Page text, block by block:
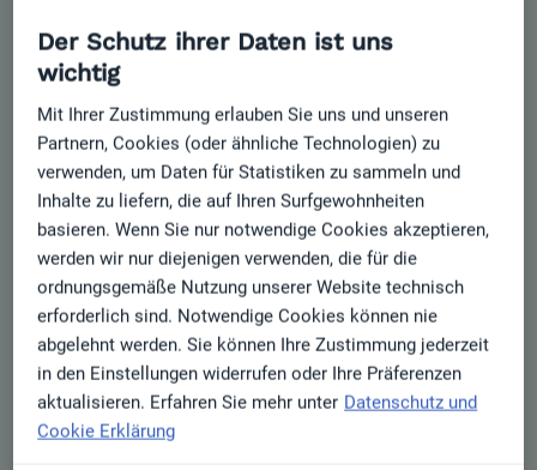
Der Schutz ihrer Daten ist uns
wichtig
Mit Ihrer Zustimmung erlauben Sie uns und unseren
Partnern, Cookies (oder ähnliche Technologien) zu
verwenden, um Daten für Statistiken zu sammeln und
Inhalte zu liefern, die auf Ihren Surfgewohnheiten
basieren. Wenn Sie nur notwendige Cookies akzeptieren,
werden wir nur diejenigen verwenden, die für die
ordnungsgemäße Nutzung unserer Website technisch
erforderlich sind. Notwendige Cookies können nie
abgelehnt werden. Sie können Ihre Zustimmung jederzeit
in den Einstellungen widerrufen oder Ihre Präferenzen
aktualisieren. Erfahren Sie mehr unter Datenschutz und
Cookie Erklärung